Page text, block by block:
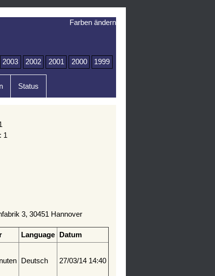
2003 2002 2001 2000 1999
Status
Farben ändern
1
3, 30451 Hannover
Language Datum
Deutsch 27/03/14 14:40